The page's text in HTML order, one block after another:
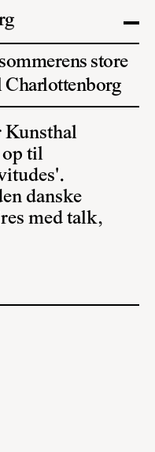
store
Kunsthal
op til
danske
med talk,